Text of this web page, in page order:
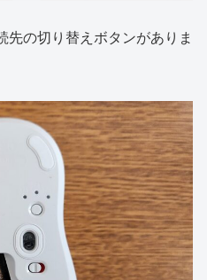
先の切り替えボタンがありま